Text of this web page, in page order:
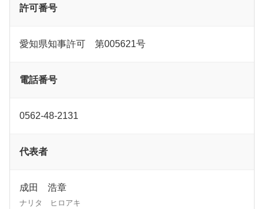
許可番号
愛知県知事許可 第005621号
電話番号
0562-48-2131
代表者
成田 浩章
ナリタ ヒロアキ